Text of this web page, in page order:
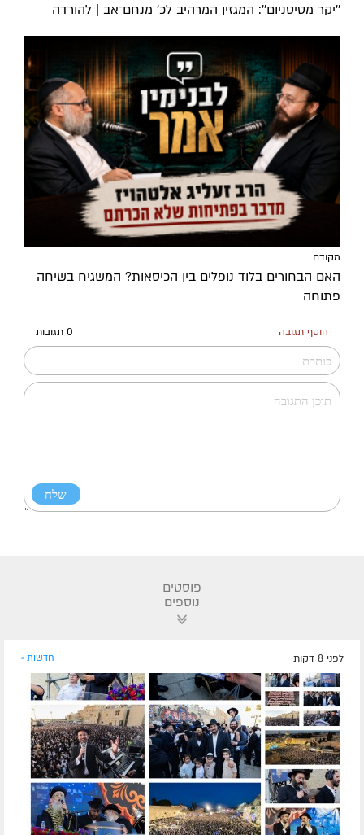
''יקר מטיטניום'': המגזין המרהיב לכ’ מנחם־אב | להורדה
מקודם
האם הבחורים בלוד נופלים בין הכיסאות? המשגיח בשיחה
פתוחה
הוסף תגובה 0 תגובות
פוסטים
נוספים
לפני 8 דקות חדשות »